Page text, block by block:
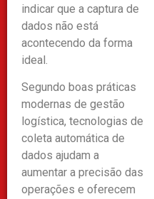
indicar que a captura de
dados não está
acontecendo da forma
ideal.
Segundo boas práticas
modernas de gestão
logística, tecnologias de
coleta automática de
dados ajudam a
aumentar a precisão das
operações e oferecem